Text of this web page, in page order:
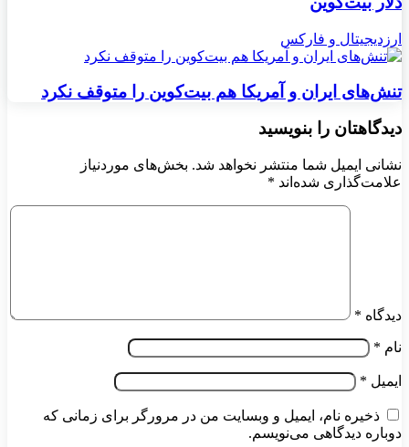
ارزدیجیتال و فارکس
تنش‌های ایران و آمریکا هم بیت‌کوین را متوقف نکرد
دیدگاهتان را بنویسید
نشانی ایمیل شما منتشر نخواهد شد. بخش‌های موردنیاز
علامت‌گذاری شده‌اند *
دیدگاه *
نام *
ایمیل *
ذخیره نام، ایمیل و وبسایت من در مرورگر برای زمانی که
دوباره دیدگاهی می‌نویسم.